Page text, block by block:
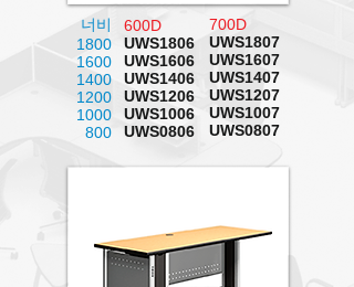
너비
1800
1600
1400
1200
1000
800
600D
UWS1806
UWS1606
UWS1406
UWS1206
UWS1006
UWS0806
700D
UWS1807
UWS1607
UWS1407
UWS1207
UWS1007
UWS0807